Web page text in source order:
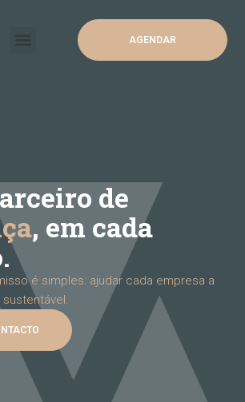
AGENDAR
de
, em cada
é simples: ajudar cada empresa a